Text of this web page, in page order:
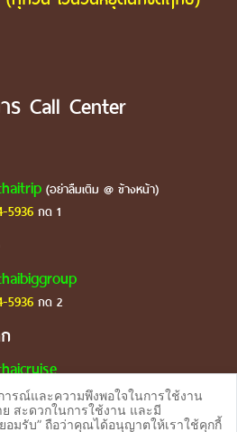
ร Call Center
(อย่าลืมเติม @ ข้างหน้า)
5936กด 1
5936กด 2
ารณ์และความพึงพอใจในการใช้งาน
ย สะดวกในการใช้งาน และมี
อมรับ” ถือว่าคุณได้อนุญาตให้เราใช้คุกกี้